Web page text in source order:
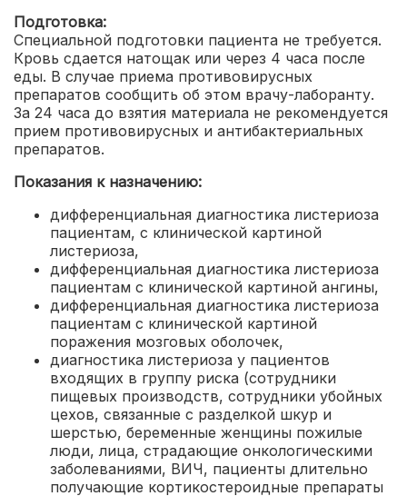
Подготовка:
Специальной подготовки пациента не требуется.
Кровь сдается натощак или через 4 часа после
еды. В случае приема противовирусных
препаратов сообщить об этом врачу-лаборанту.
За 24 часа до взятия материала не рекомендуется
прием противовирусных и антибактериальных
препаратов.
Показания к назначению:
дифференциальная диагностика листериоза
пациентам, с клинической картиной
листериоза,
дифференциальная диагностика листериоза
пациентам с клинической картиной ангины,
дифференциальная диагностика листериоза
пациентам с клинической картиной
поражения мозговых оболочек,
диагностика листериоза у пациентов
входящих в группу риска (сотрудники
пищевых производств, сотрудники убойных
цехов, связанные с разделкой шкур и
шерстью, беременные женщины пожилые
люди, лица, страдающие онкологическими
заболеваниями, ВИЧ, пациенты длительно
получающие кортикостероидные препараты